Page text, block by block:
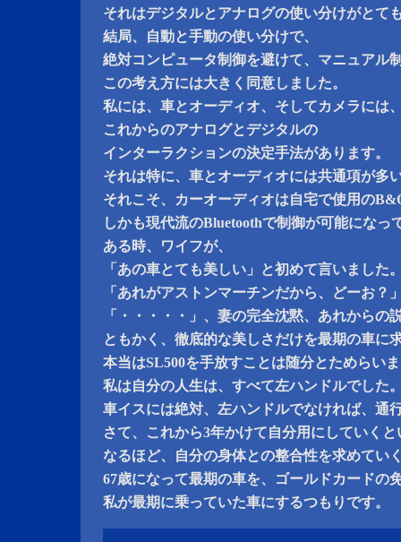
それはデジタルとアナログの使い分けがとて
結局、自動と手動の使い分けで、
絶対コンピュータ制御を避けて、マニュアル
この考え方には大きく同意しました。
私には、車とオーディオ、そしてカメラには
これからのアナログとデジタルの
インターラクションの決定手法があります。
それは特に、車とオーディオには共通項が多
それこそ、カーオーディオは自宅で使用の
しかも現代流のBluetoothで制御が可能になっ
ある時、ワイフが、
「あの車とても美しい」と初めて言いました
「あれがアストンマーチンだから、どーお？
「・・・・・」、妻の完全沈黙、あれからの
ともかく、徹底的な美しさだけを最期の車に
本当はSL500を手放すことは随分とためらい
私は自分の人生は、すべて左ハンドルでした
車イスには絶対、左ハンドルでなければ、通
さて、これから3年かけて自分用にしていく
なるほど、自分の身体との整合性を求めてい
67歳になって最期の車を、ゴールドカードの
私が最期に乗っていた車にするつもりです。